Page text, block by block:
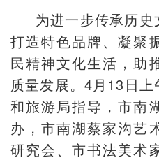
为进一步传承历史
打造特色品牌、凝聚
民精神文化生活，助
质量发展。4月13日
和旅游局指导，市南
办，市南湖蔡家沟艺
研究会、市书法美术